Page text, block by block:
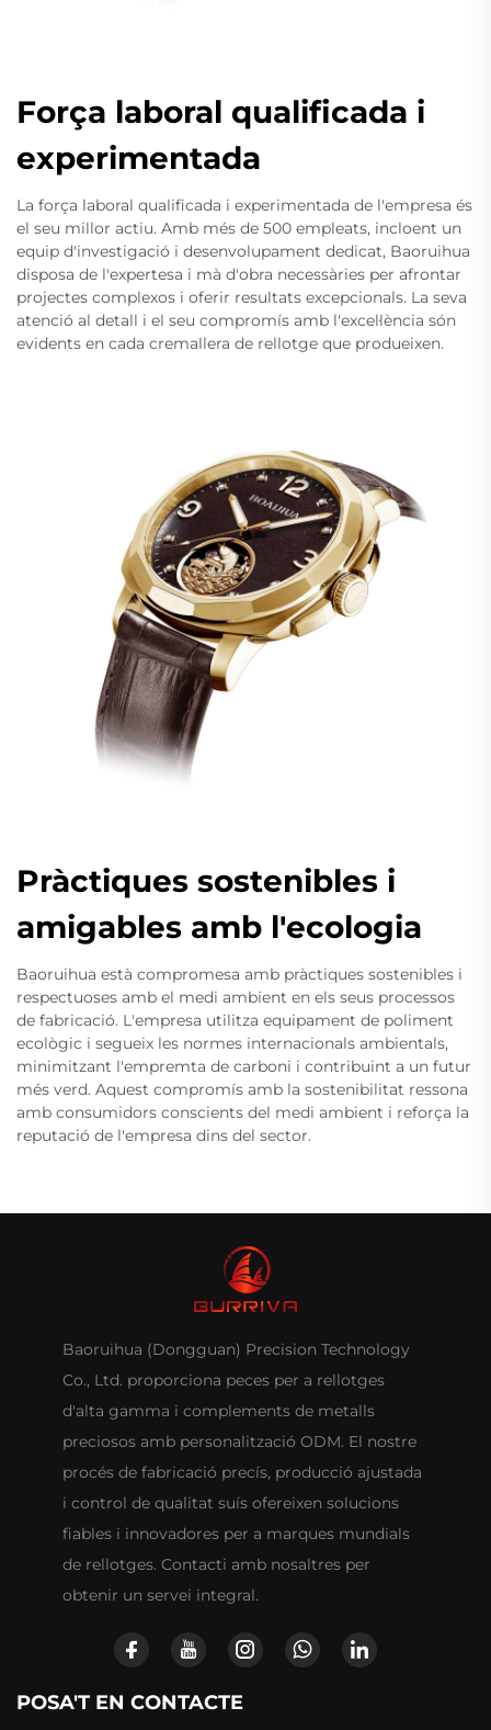
Força laboral qualificada i
experimentada
La força laboral qualificada i experimentada de l'empresa és
el seu millor actiu. Amb més de 500 empleats, incloent un
equip d'investigació i desenvolupament dedicat, Baoruihua
disposa de l'expertesa i mà d'obra necessàries per afrontar
projectes complexos i oferir resultats excepcionals. La seva
atenció al detall i el seu compromís amb l'excel·lència són
evidents en cada cremallera de rellotge que produeixen.
Pràctiques sostenibles i
amigables amb l'ecologia
Baoruihua està compromesa amb pràctiques sostenibles i
respectuoses amb el medi ambient en els seus processos
de fabricació. L'empresa utilitza equipament de poliment
ecològic i segueix les normes internacionals ambientals,
minimitzant l'empremta de carboni i contribuint a un futur
més verd. Aquest compromís amb la sostenibilitat ressona
amb consumidors conscients del medi ambient i reforça la
reputació de l'empresa dins del sector.
Baoruihua (Dongguan) Precision Technology
Co., Ltd. proporciona peces per a rellotges
d'alta gamma i complements de metalls
preciosos amb personalització ODM. El nostre
procés de fabricació precís, producció ajustada
i control de qualitat suís ofereixen solucions
fiables i innovadores per a marques mundials
de rellotges. Contacti amb nosaltres per
obtenir un servei integral.
POSA'T EN CONTACTE